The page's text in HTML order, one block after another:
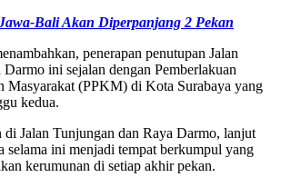
Bali Akan Diperpanjang 2 Pekan
penerapan penutupan Jalan
ini sejalan dengan Pemberlakuan
Masyarakat (PPKM) di Kota Surabaya yang
kedua.
di Jalan Tunjungan dan Raya Darmo, lanjut
selama ini menjadi tempat berkumpul yang
kerumunan di setiap akhir pekan.